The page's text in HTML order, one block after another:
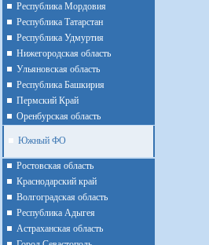
Республика Мордовия
Республика Татарстан
Республика Удмуртия
Нижегородская область
Ульяновская область
Республика Башкирия
Пермский Край
Оренбурская область
Южный ФО
Ростовская область
Краснодарский край
Волгоградская область
Республика Адыгея
Астраханская область